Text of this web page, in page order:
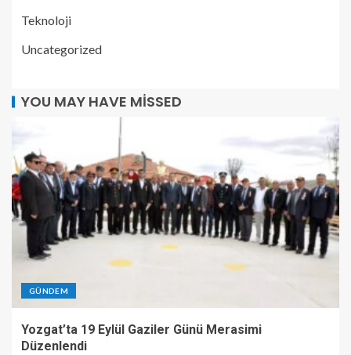
Teknoloji
Uncategorized
YOU MAY HAVE MISSED
GÜNDEM
Yozgat’ta 19 Eylül Gaziler Günü Merasimi
Düzenlendi